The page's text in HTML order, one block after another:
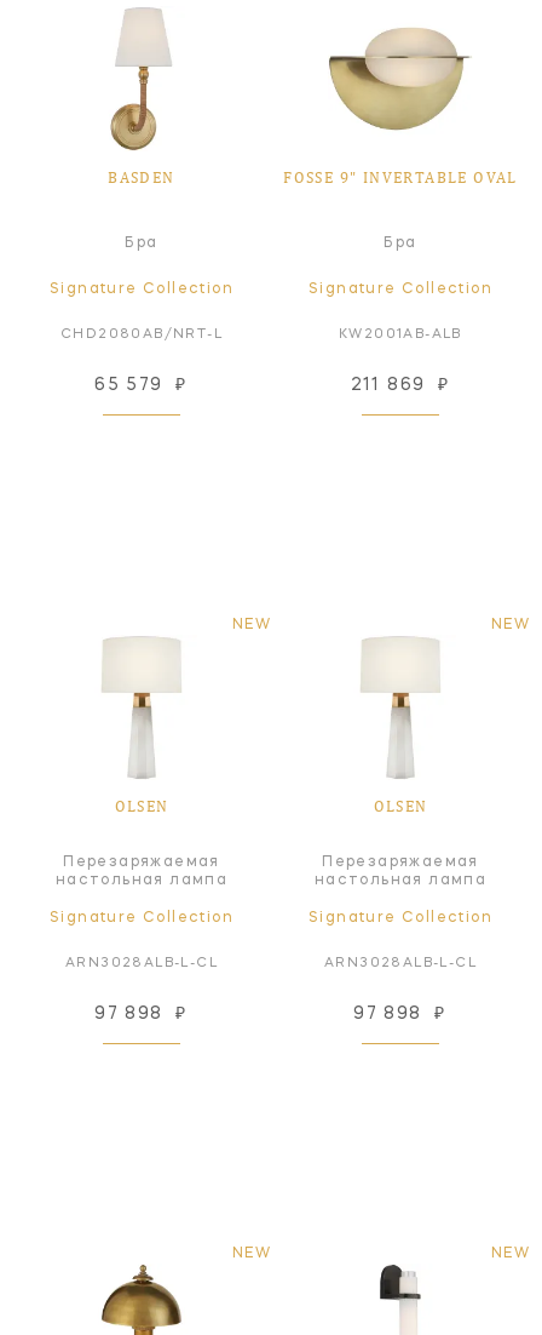
BASDEN
Бра
Signature Collection
CHD2080AB/NRT-L
65 579 ₽
FOSSE 9" INVERTABLE OVAL
Бра
Signature Collection
KW2001AB-ALB
211 869 ₽
NEW
OLSEN
Перезаряжаемая
настольная лампа
Signature Collection
ARN3028ALB-L-CL
97 898 ₽
NEW
OLSEN
Перезаряжаемая
настольная лампа
Signature Collection
ARN3028ALB-L-CL
97 898 ₽
NEW NEW